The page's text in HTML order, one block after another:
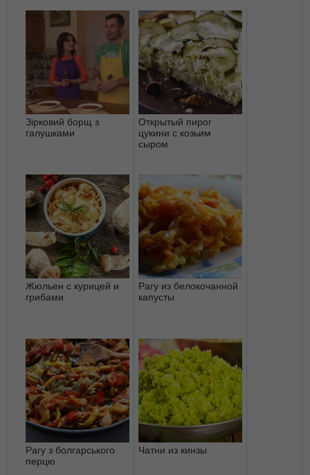
Зірковий борщ з
галушками
Открытый пирог
цукини с козьим
сыром
Жюльен с курицей и
грибами
Рагу из белокочанной
капусты
Рагу з болгарського
перцю
Чатни из кинзы